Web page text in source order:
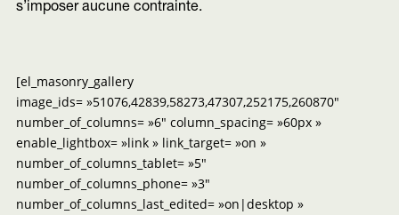
s’imposer aucune contrainte.
[el_masonry_gallery
image_ids= »51076,42839,58273,47307,252175,260870″
number_of_columns= »6″ column_spacing= »60px »
enable_lightbox= »link » link_target= »on »
number_of_columns_tablet= »5″
number_of_columns_phone= »3″
number_of_columns_last_edited= »on|desktop »